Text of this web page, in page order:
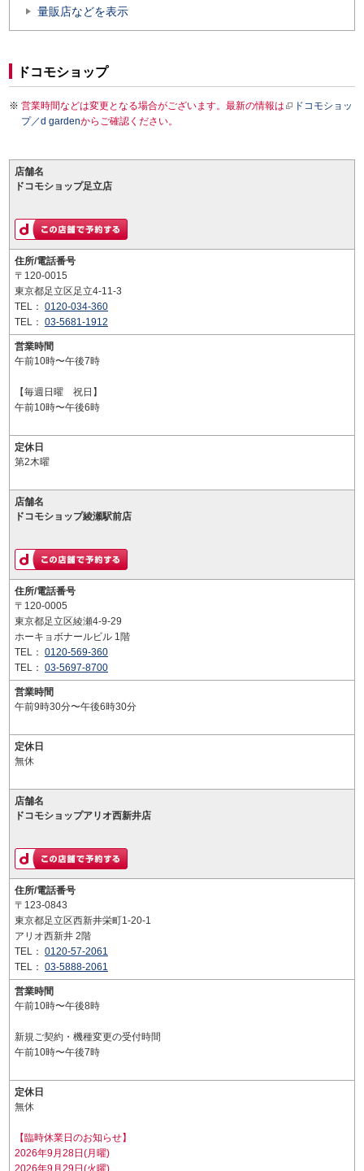
量販店などを表示
ドコモショップ
営業時間などは変更となる場合がございます。最新の情報は
ドコモショッ
プ／d gardenからご確認ください。
店舗名
ドコモショップ足立店
住所/電話番号
〒120-0015
東京都足立区足立4-11-3
TEL： 0120-034-360
TEL： 03-5681-1912
営業時間
午前10時〜午後7時
【毎週日曜 祝日】
午前10時〜午後6時
定休日
第2木曜
店舗名
ドコモショップ綾瀬駅前店
住所/電話番号
〒120-0005
東京都足立区綾瀬4-9-29
ホーキョボナールビル 1階
TEL： 0120-569-360
TEL： 03-5697-8700
営業時間
午前9時30分〜午後6時30分
定休日
無休
店舗名
ドコモショップアリオ西新井店
住所/電話番号
〒123-0843
東京都足立区西新井栄町1-20-1
アリオ西新井 2階
TEL： 0120-57-2061
TEL： 03-5888-2061
営業時間
午前10時〜午後8時
新規ご契約・機種変更の受付時間
午前10時〜午後7時
定休日
無休
【臨時休業日のお知らせ】
2026年9月28日(月曜)
2026年9月29日(火曜)